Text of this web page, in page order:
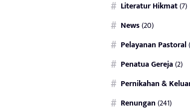
Literatur Hikmat(7)
News(20)
Pelayanan Pastoral
Penatua Gereja(2)
Pernikahan &
Renungan(241)